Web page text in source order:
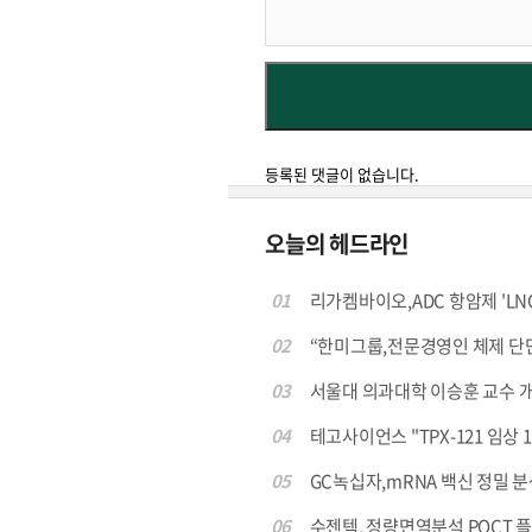
등록된 댓글이 없습니다.
오늘의 헤드라인
01
리가켐바이오,ADC 항암제
02
“한미그룹,전문경영인 체제 단
03
서울대 의과대학 이승훈 교수
04
테고사이언스 "TPX-121 임상
05
GC녹십자,mRNA 백신 정밀
06
수젠텍, 정량면역분석 POCT